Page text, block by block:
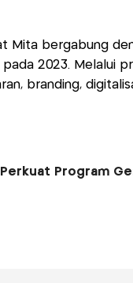
Mita bergabung
2023. Melalui
branding,
Perkuat Program